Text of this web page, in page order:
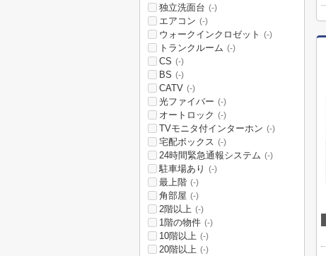
独立洗面台 (-)
エアコン (-)
ウォークインクロゼット (-)
トランクルーム (-)
CS (-)
BS (-)
CATV (-)
光ファイバー (-)
オートロック (-)
TVモニタ付インターホン (-)
宅配ボックス (-)
24時間緊急通報システム (-)
駐車場あり (-)
最上階 (-)
角部屋 (-)
2階以上 (-)
1階の物件 (-)
10階以上 (-)
20階以上 (-)